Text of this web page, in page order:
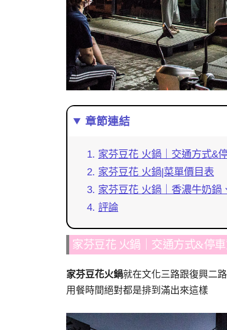
章節連結
家芬豆花 火鍋｜交通方式&
家芬豆花 火鍋|菜單價目表
家芬豆花 火鍋｜香濃牛奶鍋
評論
家芬豆花 火鍋｜交通方式&停
家芬豆花火鍋就在文化三路跟復興二
用餐時間絕對都是排到滿出來這樣